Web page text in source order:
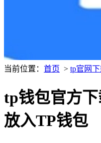
当前位置： 首页 > tp官网
tp钱包官方
放入TP钱包